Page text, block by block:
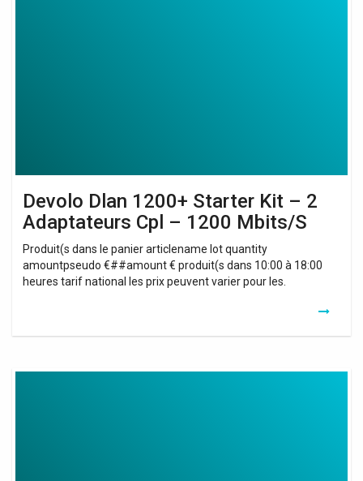
Devolo Dlan 1200+ Starter Kit – 2
Adaptateurs Cpl – 1200 Mbits/S
Produit(s dans le panier articlename lot quantity
amountpseudo €##amount € produit(s dans 10:00 à 18:00
heures tarif national les prix peuvent varier pour les.
Kit